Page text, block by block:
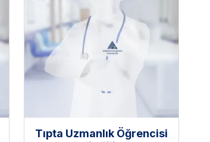
Tıpta Uzmanlık Öğrencisi